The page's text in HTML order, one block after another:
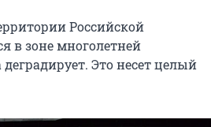
Российской
в зоне многолетней
Это несет целый